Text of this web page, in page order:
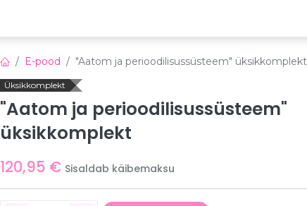
E-pood "Aatom ja perioodilisussüsteem" üksikkomplekt
Üksikkomplekt
"Aatom ja perioodilisussüsteem"
üksikkomplekt
120,95 € Sisaldab käibemaksu